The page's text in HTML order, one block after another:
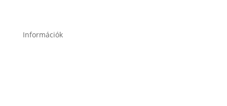
Információk